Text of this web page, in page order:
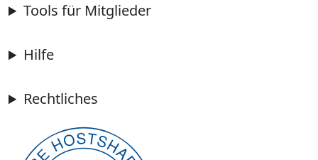
Tools für Mitglieder
Hilfe
Rechtliches